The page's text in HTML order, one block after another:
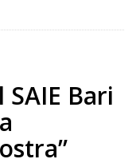
Bari